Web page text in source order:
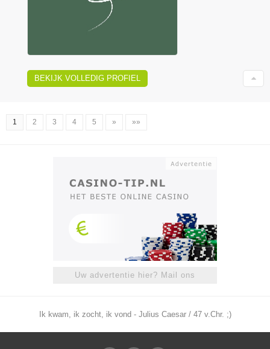
BEKIJK VOLLEDIG PROFIEL
1 2 3 4 5 » »»
Uw advertentie hier? Mail ons
Ik kwam, ik zocht, ik vond - Julius Caesar / 47 v.Chr. ;)